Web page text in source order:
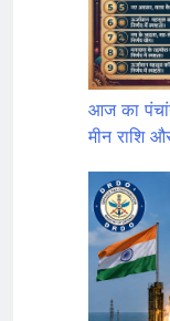
आज का
मीन राशि